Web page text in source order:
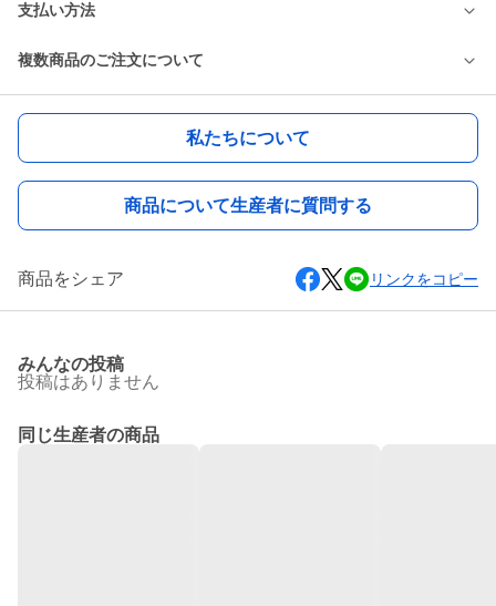
支払い方法
複数商品のご注文について
私たちについて
商品について生産者に質問する
商品をシェア リンクをコピー
みんなの投稿
投稿はありません
同じ生産者の商品